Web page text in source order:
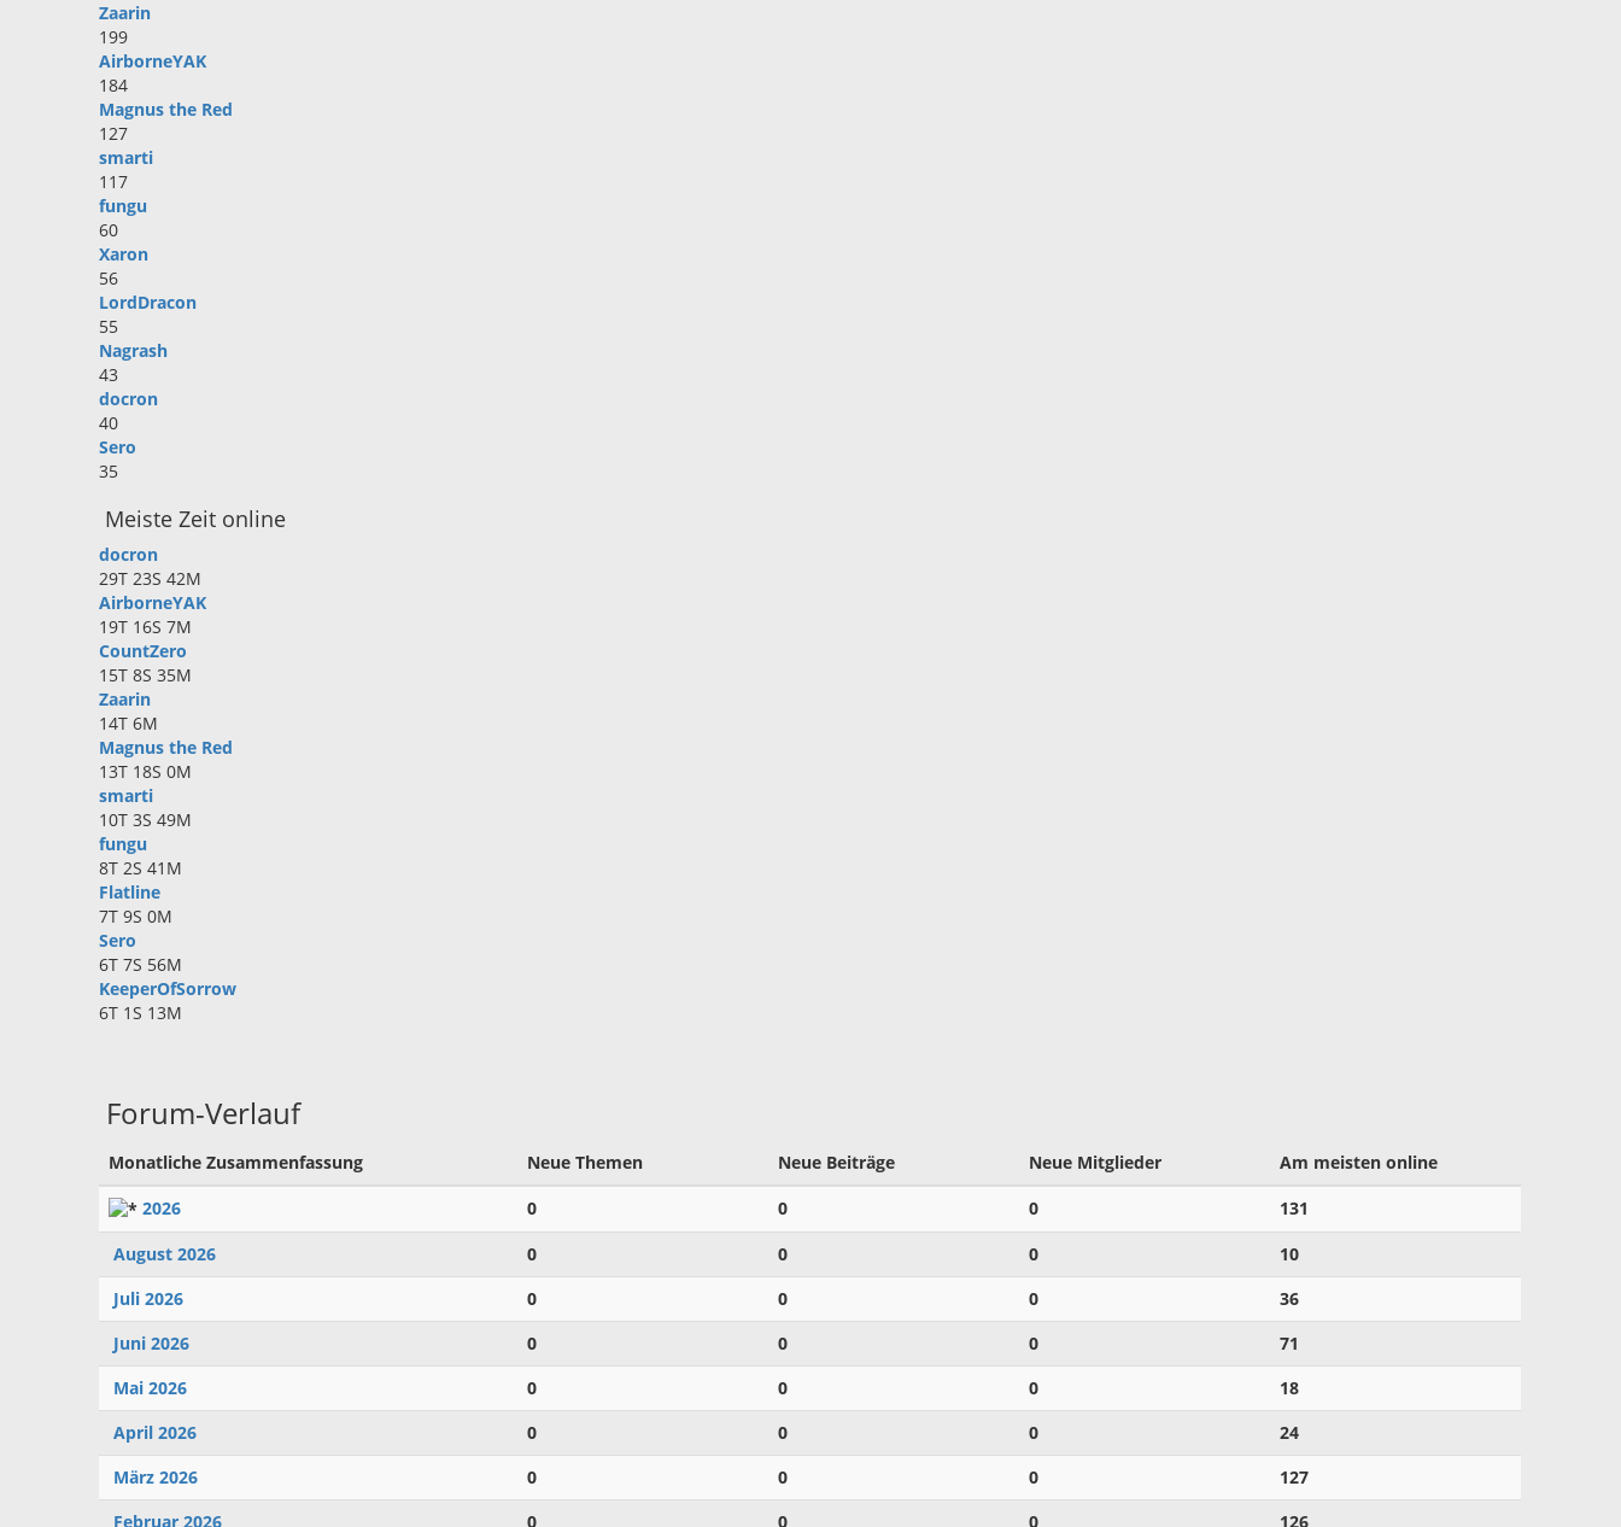
Zaarin
199
AirborneYAK
184
Magnus the Red
127
smarti
117
fungu
60
Xaron
56
LordDracon
55
Nagrash
43
docron
40
Sero
35
Meiste Zeit online
docron
29T 23S 42M
AirborneYAK
19T 16S 7M
CountZero
15T 8S 35M
Zaarin
14T 6M
Magnus the Red
13T 18S 0M
smarti
10T 3S 49M
fungu
8T 2S 41M
Flatline
7T 9S 0M
Sero
6T 7S 56M
KeeperOfSorrow
6T 1S 13M
Forum-Verlauf
Monatliche Zusammenfassung Neue Themen Neue Beiträge Neue Mitglieder
Am meisten online
2026
0 0 0
131
August 2026
0 0 0
10
Juli 2026
0 0 0
36
Juni 2026
0 0 0
71
Mai 2026
0 0 0
18
April 2026
0 0 0
24
März 2026
0 0 0
127
Februar 2026
0 0 0 126